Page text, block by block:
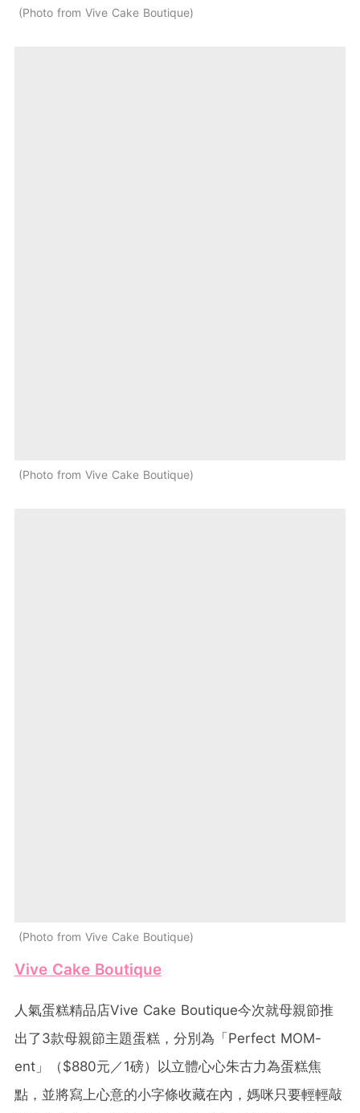
Photo from Vive Cake Boutique
Photo from Vive Cake Boutique
Photo from Vive Cake Boutique
Vive Cake Boutique
人氣蛋糕精品店Vive Cake Boutique今次就母親節推
出了3款母親節主題蛋糕，分別為「Perfect MOM-
ent」（$880元／1磅）以立體心心朱古力為蛋糕焦
點，並將寫上心意的小字條收藏在內，媽咪只要輕輕敲